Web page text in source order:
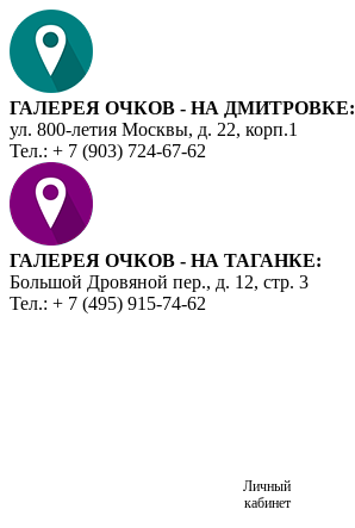
ГАЛЕРЕЯ ОЧКОВ - НА ДМИТРОВКЕ:
ул. 800-летия Москвы, д. 22, корп.1
Тел.: + 7 (903) 724-67-62
ГАЛЕРЕЯ ОЧКОВ - НА ТАГАНКЕ:
Большой Дровяной пер., д. 12, стр. 3
Тел.: + 7 (495) 915-74-62
Личный
кабинет